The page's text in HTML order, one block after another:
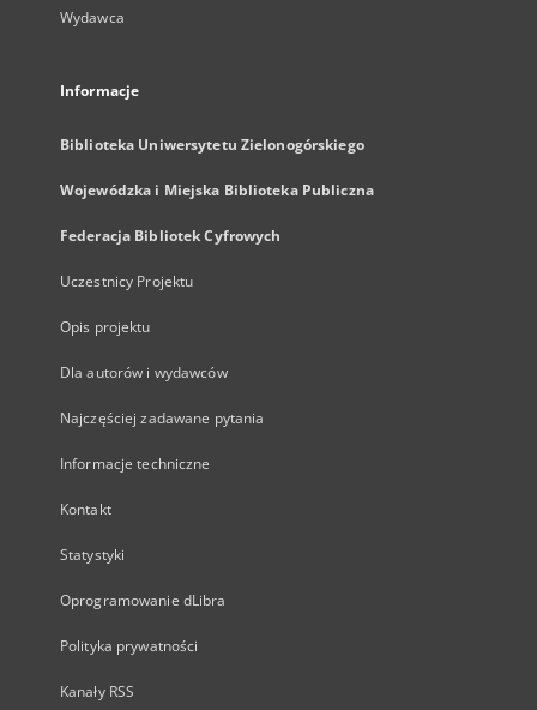
Wydawca
Informacje
Biblioteka Uniwersytetu Zielonogórskiego
Wojewódzka i Miejska Biblioteka Publiczna
Federacja Bibliotek Cyfrowych
Uczestnicy Projektu
Opis projektu
Dla autorów i wydawców
Najczęściej zadawane pytania
Informacje techniczne
Kontakt
Statystyki
Oprogramowanie dLibra
Polityka prywatności
Kanały RSS